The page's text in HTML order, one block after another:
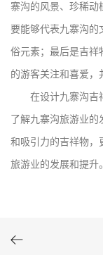
寨沟的风景、珍稀动
要能够代表九寨沟的
俗元素；最后是吉祥
的游客关注和喜爱，
在设计九寨沟吉
了解九寨沟旅游业的
和吸引力的吉祥物，
旅游业的发展和提升。
